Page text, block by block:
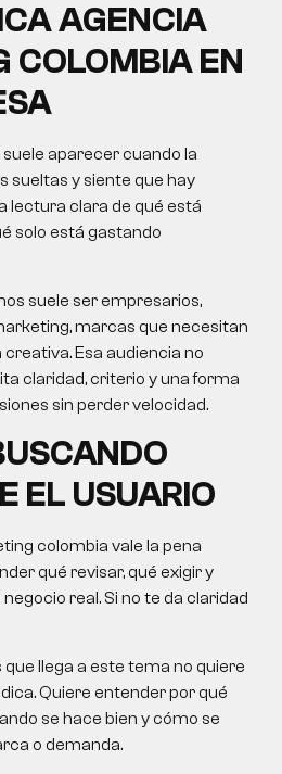
AGENCIA
COLOMBIAEN
aparecer cuando la
sueltas y siente que hay
lectura clara de qué está
solo está gastando
suele ser empresarios,
marcas que necesitan
Esa audiencia no
claridad, criterio y una forma
sin perder velocidad.
EL USUARIO
colombia vale la pena
qué revisar, qué exigir y
real. Si no te da claridad
llega a este tema no quiere
Quiere entender por qué
se hace bien y cómo se
o demanda.